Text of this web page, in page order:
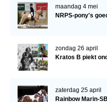
maandag 4 mei
NRPS-pony's
zondag 26 april
Kratos B piekt
zaterdag 25 april
Rainbow Marin-